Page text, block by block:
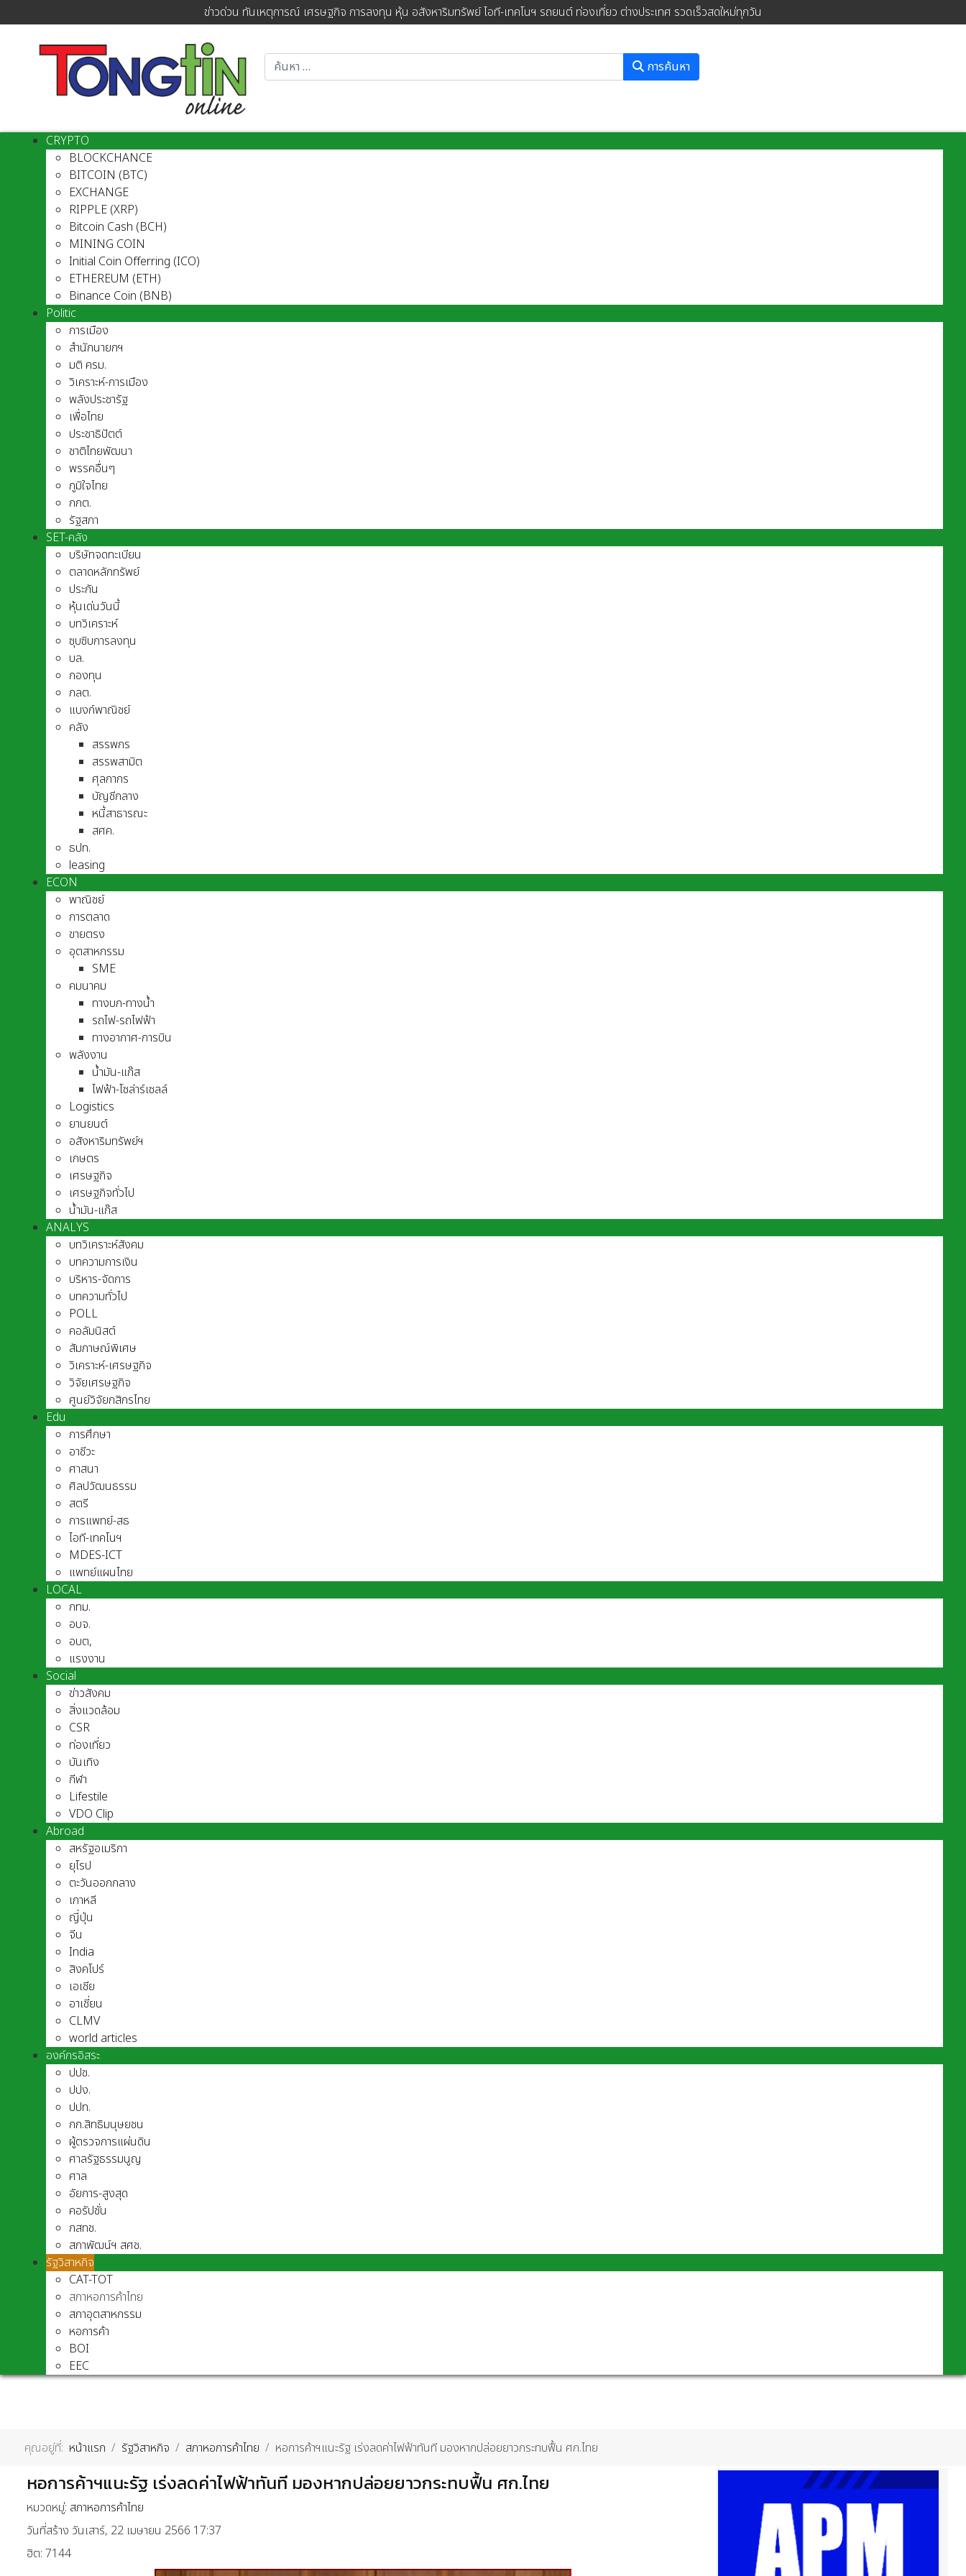
ข่าวด่วน ทันเหตุการณ์ เศรษฐกิจ การลงทุน หุ้น อสังหาริมทรัพย์ ไอที-เทคโนฯ รถยนต์ ท่องเที่ยว ต่างประเทศ รวดเร็วสดใหม่ทุกวัน
การค้นหา
CRYPTO
BLOCKCHANCE
BITCOIN (BTC)
EXCHANGE
RIPPLE (XRP)
Bitcoin Cash (BCH)
MINING COIN
Initial Coin Offerring (ICO)
ETHEREUM (ETH)
Binance Coin (BNB)
Politic
การเมือง
สำนักนายกฯ
มติ ครม.
วิเคราะห์-การเมือง
พลังประชารัฐ
เพื่อไทย
ประชาธิปัตต์
ชาติไทยพัฒนา
พรรคอื่นๆ
ภูมิใจไทย
กกต.
รัฐสภา
SET-คลัง
บริษัทจดทะเบียน
ตลาดหลักทรัพย์
ประกัน
หุ้นเด่นวันนี้
บทวิเคราะห์
ซุบซิบการลงทุน
บล.
กองทุน
กลต.
แบงก์พาณิชย์
คลัง
สรรพกร
สรรพสามิต
ศุลกากร
บัญชีกลาง
หนี้สาธารณะ
สศค.
ธปท.
leasing
ECON
พาณิชย์
การตลาด
ขายตรง
อุตสาหกรรม
SME
คมนาคม
ทางบก-ทางน้ำ
รถไฟ-รถไฟฟ้า
ทางอากาศ-การบิน
พลังงาน
น้ำมัน-แก๊ส
ไฟฟ้า-โซล่าร์เซลล์
Logistics
ยานยนต์
อสังหาริมทรัพย์ฯ
เกษตร
เศรษฐกิจ
เศรษฐกิจทั่วไป
น้ำมัน-แก๊ส
ANALYS
บทวิเคราะห์สังคม
บทความการเงิน
บริหาร-จัดการ
บทความทั่วไป
POLL
คอลัมนิสต์
สัมภาษณ์พิเศษ
วิเคราะห์-เศรษฐกิจ
วิจัยเศรษฐกิจ
ศูนย์วิจัยกสิกรไทย
Edu
การศึกษา
อาชีวะ
ศาสนา
ศิลปวัฒนธรรม
สตรี
การแพทย์-สธ
ไอที-เทคโนฯ
MDES-ICT
แพทย์แผนไทย
LOCAL
กทม.
อบจ.
อบต,
แรงงาน
Social
ข่าวสังคม
สิ่งแวดล้อม
CSR
ท่องเที่ยว
บันเทิง
กีฬา
Lifestile
VDO Clip
Abroad
สหรัฐอเมริกา
ยุโรป
ตะวันออกกลาง
เกาหลี
ญี่ปุ่น
จีน
India
สิงคโปร์
เอเชีย
อาเชี่ยน
CLMV
world articles
องค์กรอิสระ
ปปช.
ปปง.
ปปท.
กก.สิทธิมนุษยชน
ผู้ตรวจการแผ่นดิน
ศาลรัฐธรรมนูญ
ศาล
อัยการ-สูงสุด
คอรัปชั่น
กสทช.
สภาพัฒน์ฯ สศช.
รัฐวิสาหกิจ
CAT-TOT
สภาหอการค้าไทย
สภาอุตสาหกรรม
หอการค้า
BOI
EEC
คุณอยู่ที่: หน้าแรก รัฐวิสาหกิจ สภาหอการค้าไทย หอการค้าฯแนะรัฐ เร่งลดค่าไฟฟ้าทันที มองหากปล่อยยาวกระทบฟื้น ศก.ไทย
หอการค้าฯแนะรัฐ เร่งลดค่าไฟฟ้าทันที มองหากปล่อยยาวกระทบฟื้น ศก.ไทย
หมวดหมู่: สภาหอการค้าไทย
วันที่สร้าง วันเสาร์, 22 เมษายน 2566 17:37
ฮิต: 7144